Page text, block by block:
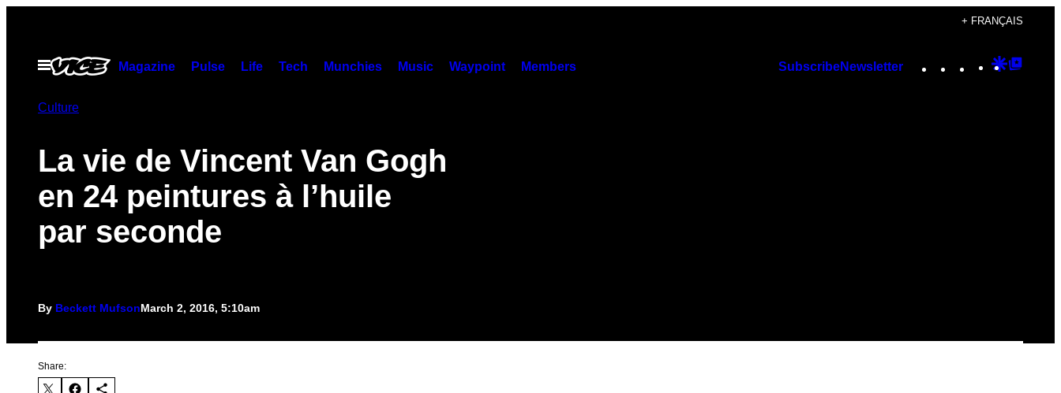
content
+ FRANÇAIS
Open
Menu
Magazine Pulse Life Tech Munchies Music Waypoint Members SubscribeNewsletter Instagram
TikTok
YouTube
Google
Culture
La vie de Vincent Van Gogh
en 24 peintures à l’huile
par seconde
By Beckett MufsonMarch 2, 2016, 5:10am
Share: